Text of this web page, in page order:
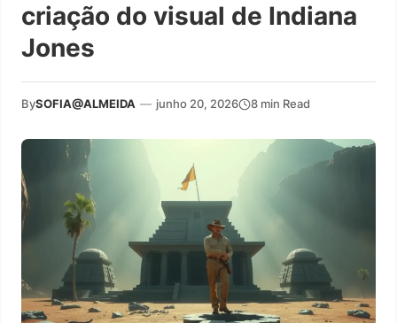
criação do visual de Indiana
Jones
BySOFIA@ALMEIDA — junho 20, 2026 8 min Read